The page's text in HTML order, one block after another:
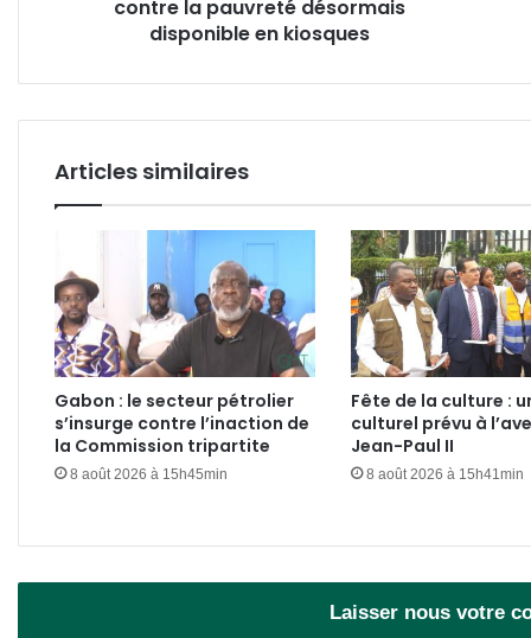
disponiblecontre la pauvreté désormais
disponible en kiosques
Articles similaires
Gabon : le secteur pétrolier
s’insurge contre l’inaction de
la Commission tripartite
8 août 2026 à 15h45min
Fête de la culture :
culturel prévu à
Jean-Paul II
8 août 2026 à 15h41min
Laisser nous votre